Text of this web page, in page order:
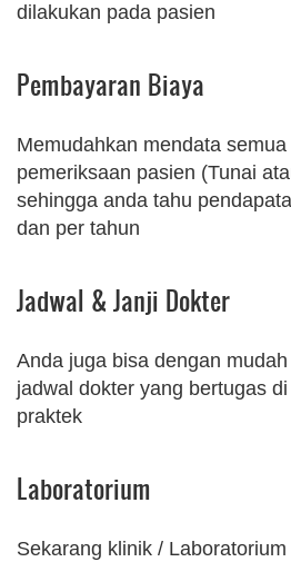
dilakukan pada pasien
Pembayaran Biaya
Memudahkan mendata
pemeriksaan pasien (Tunai
sehingga anda tahu
dan per tahun
Jadwal & Janji Dokter
Anda juga bisa dengan
jadwal dokter yang bertugas
praktek
Laboratorium
Sekarang klinik /